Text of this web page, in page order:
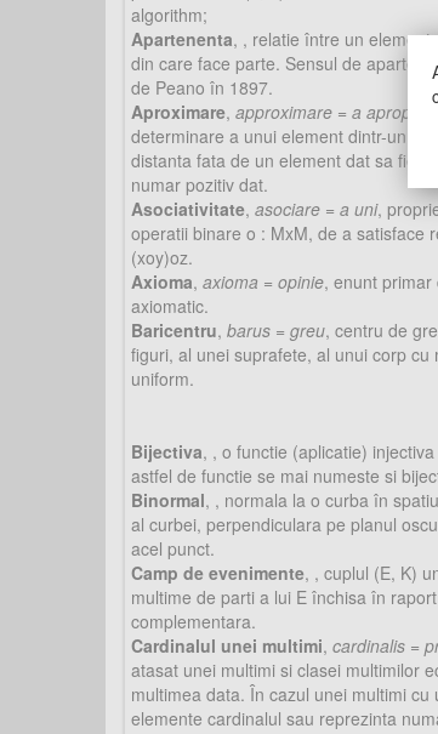
algorithm;
Apartenenta, , relatie între un element
din care face parte. Sensul de
de Peano în 1897.
Aproximare, approximare = a apropia
determinare a unui element dintr-un
distanta fata de un element dat sa fie
numar pozitiv dat.
Asociativitate, asociare = a uni,
operatii binare o : MxM, de a satisface
(xoy)oz.
Axioma, axioma = opinie, enunt primar
axiomatic.
Baricentru, barus = greu, centru de
figuri, al unei suprafete, al unui corp cu
uniform.
Bijectiva, , o functie (aplicatie)
astfel de functie se mai numeste si
Binormal, , normala la o curba în
al curbei, perpendiculara pe planul
acel punct.
Camp de evenimente, , cuplul (E, K)
multime de parti a lui E închisa în
complementara.
Cardinalul unei multimi, cardinalis =
atasat unei multimi si clasei multimilor
multimea data. În cazul unei multimi cu
elemente cardinalul sau reprezinta